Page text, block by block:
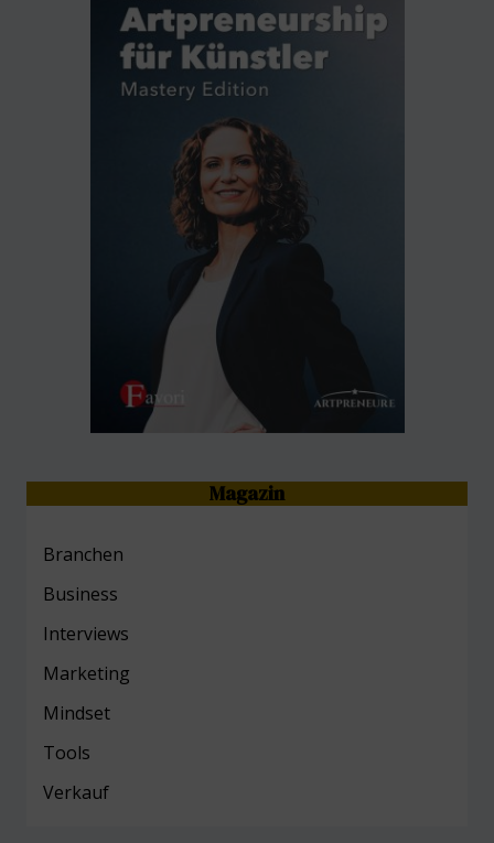
Magazin
Branchen
Business
Interviews
Marketing
Mindset
Tools
Verkauf